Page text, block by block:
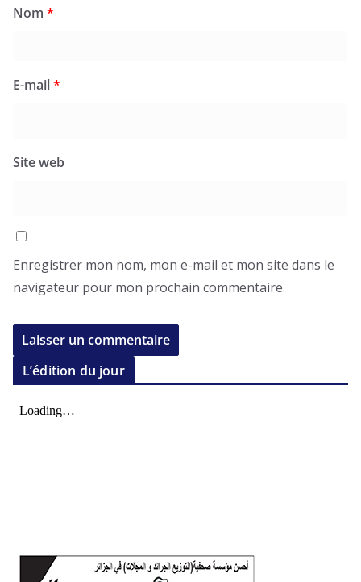
Nom *
E-mail*
Site web
Enregistrer mon nom, mon e-mail et mon site dans le
navigateur pour mon prochain commentaire.
L’édition du jour